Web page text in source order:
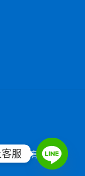
淋 貝而有限公司
服